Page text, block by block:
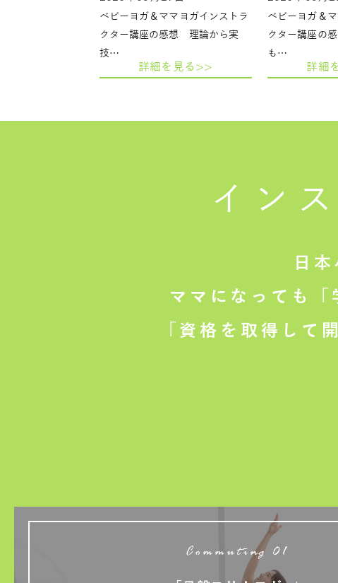
ベビーヨガ＆ママヨガインストラ
クター講座の感想 理論から実
技…
詳細を見る>>
ベビーヨガ＆
クター講座の
も…
詳細
イン
日
ママになっても「
「資格を取得して
Commuting 01